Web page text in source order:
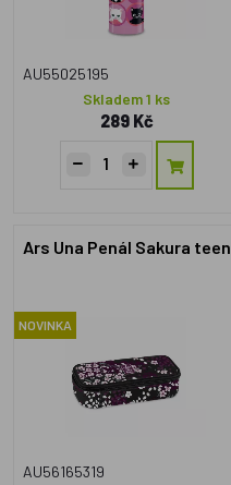
AU55025195
Skladem 1 ks
289 Kč
Ars Una Penál Sakura teen
NOVINKA
AU56165319